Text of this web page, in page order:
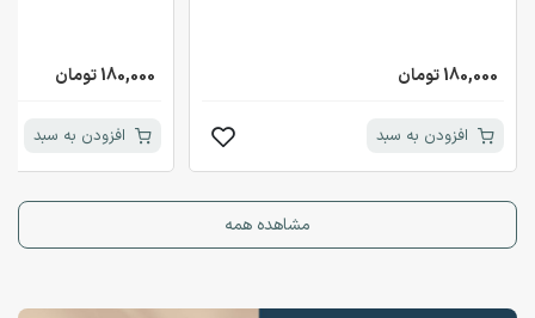
180,000 تومان
افزودن به سبد
180,000 تومان
افزودن به سبد
مشاهده همه